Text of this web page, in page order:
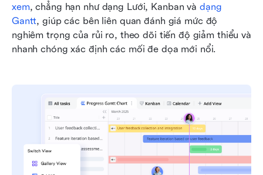
xem, chẳng hạn như dạng Lưới, Kanban và dạng
Gantt, giúp các bên liên quan đánh giá mức độ
nghiêm trọng của rủi ro, theo dõi tiến độ giảm thiểu và
nhanh chóng xác định các mối đe dọa mới nổi.